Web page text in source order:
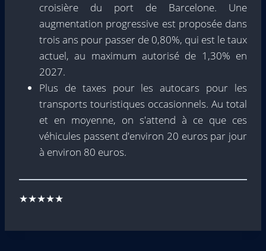
croisière du port de Barcelone. Une
augmentation progressive est proposée dans
trois ans pour passer de 0,80%, qui est le taux
actuel, au maximum autorisé de 1,30% en
2027.
Plus de taxes pour les autocars pour les
transports touristiques occasionnels. Au total
et en moyenne, on s'attend à ce que ces
véhicules passent d'environ 20 euros par jour
à environ 80 euros.
★★★★★